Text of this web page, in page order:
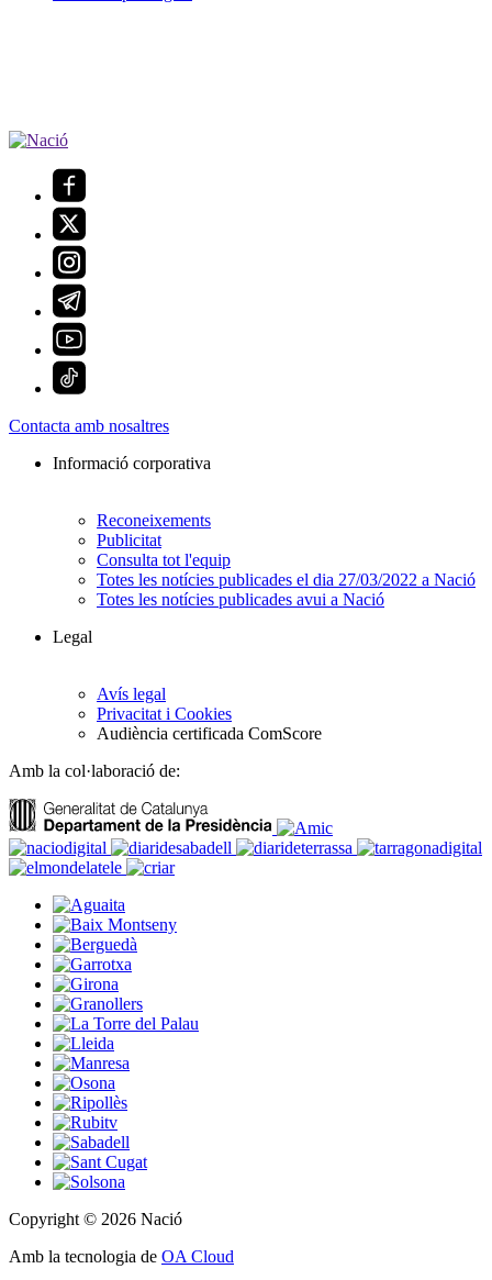
Contacta amb nosaltres
Informació corporativa
Reconeixements
Publicitat
Consulta tot l'equip
Totes les notícies publicades el dia 27/03/2022 a Nació
Totes les notícies publicades avui a Nació
Legal
Avís legal
Privacitat i Cookies
Audiència certificada ComScore
Amb la col·laboració de:
Copyright © 2026 Nació
Amb la tecnologia de OA Cloud